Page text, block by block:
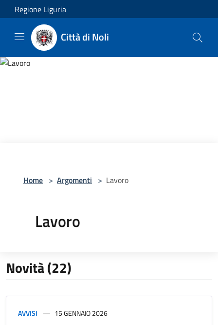
Salta al contenuto principale
Regione Liguria
Città di Noli
Home > Argomenti > Lavoro
Lavoro
Novità (22)
AVVISI 15 GENNAIO 2026